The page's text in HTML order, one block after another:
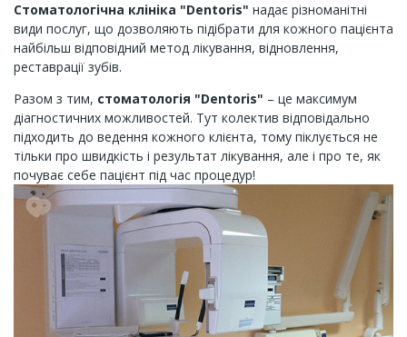
Стоматологічна клініка "Dentoris" надає різноманітні
види послуг, що дозволяють підібрати для кожного пацієнта
найбільш відповідний метод лікування, відновлення,
реставрації зубів.
Разом з тим, стоматологія "Dentoris" – це максимум
діагностичних можливостей. Тут колектив відповідально
підходить до ведення кожного клієнта, тому піклується не
тільки про швидкість і результат лікування, але і про те, як
почуває себе пацієнт під час процедур!